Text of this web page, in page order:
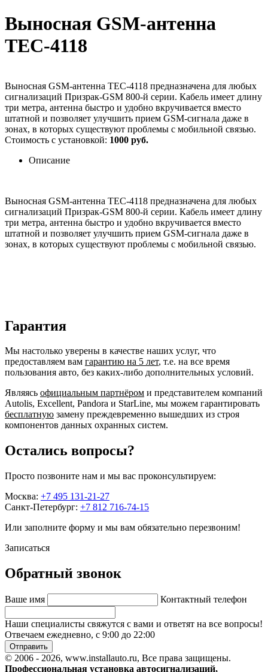
Выносная GSM-антенна
TEC-4118
Выносная GSM-антенна TEC-4118 предназначена для любых
сигнализаций Призрак-GSM 800-й серии. Кабель имеет длину
три метра, антенна быстро и удобно вкручивается вместо
штатной и позволяет улучшить прием GSM-сигнала даже в
зонах, в которых существуют проблемы с мобильной связью.
Стоимость с установкой: 1000 руб.
Описание
Выносная GSM-антенна TEC-4118 предназначена для любых
сигнализаций Призрак-GSM 800-й серии. Кабель имеет длину
три метра, антенна быстро и удобно вкручивается вместо
штатной и позволяет улучшить прием GSM-сигнала даже в
зонах, в которых существуют проблемы с мобильной связью.
Гарантия
Мы настолько уверены в качестве наших услуг, что
предоставляем вам гарантию на 5 лет, т.е. на все время
пользования авто, без каких-либо дополнительных условий.
Являясь официальным партнёром и представителем компаний
Autolis, Excellent, Pandora и StarLine, мы можем гарантировать
бесплатную замену преждевременно вышедших из строя
компонентов данных охранных систем.
Остались вопросы?
Просто позвоните нам и мы вас проконсультируем:
Москва: +7 495 131-21-27
Санкт-Петербург: +7 812 716-74-15
Или заполните форму и мы вам обязательно перезвоним!
Записаться
Обратный звонок
Ваше имя Контактный телефон
Наши специалисты свяжутся с вами и ответят на все вопросы!
Отвечаем ежедневно, с 9:00 до 22:00
Отправить
© 2006 - 2026, www.installauto.ru, Все права защищены.
Профессиональная установка автосигнализаций,